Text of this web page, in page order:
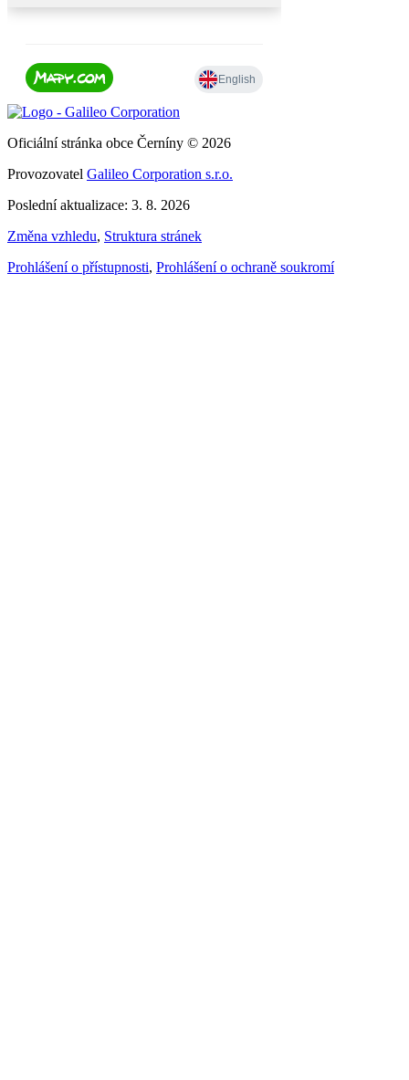
Oficiální stránka obce Černíny © 2026
Provozovatel Galileo Corporation s.r.o.
Poslední aktualizace: 3. 8. 2026
Změna vzhledu, Struktura stránek
Prohlášení o přístupnosti, Prohlášení o ochraně soukromí